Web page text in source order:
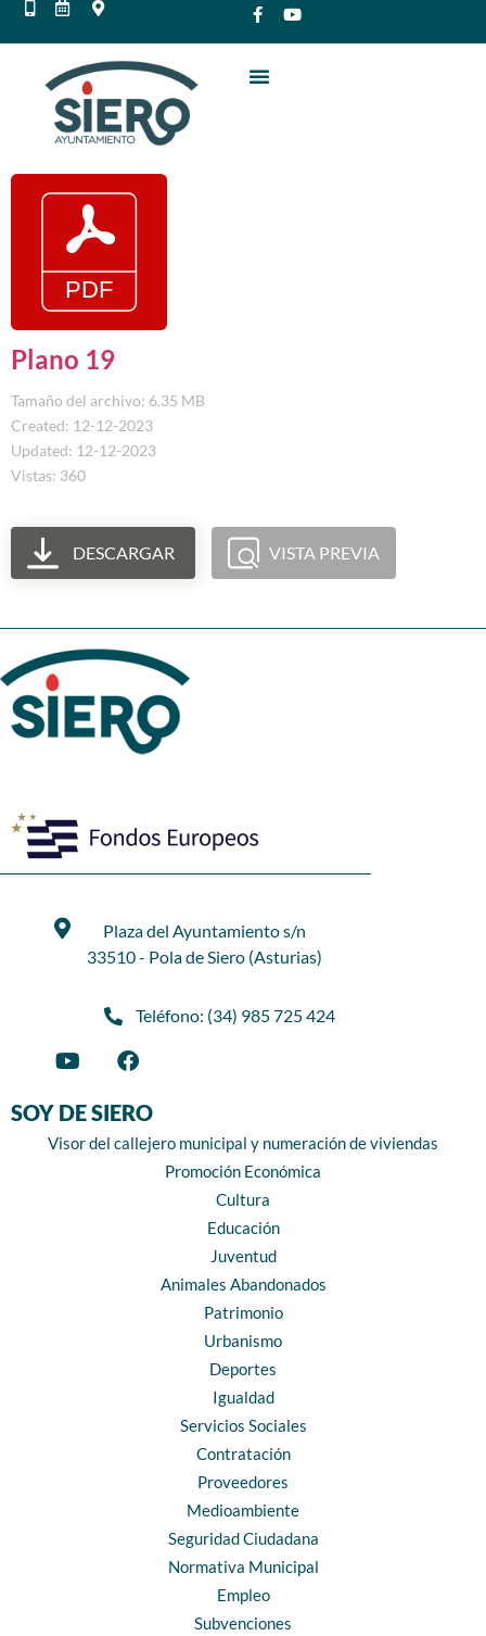
Plano 19
Tamaño del archivo: 6.35 MB
Created: 12-12-2023
Updated: 12-12-2023
Vistas: 360
DESCARGAR VISTA PREVIA
Plaza del Ayuntamiento s/n
33510 - Pola de Siero (Asturias)
Teléfono: (34) 985 725 424
SOY DE SIERO
Visor del callejero municipal y numeración de viviendas
Promoción Económica
Cultura
Educación
Juventud
Animales Abandonados
Patrimonio
Urbanismo
Deportes
Igualdad
Servicios Sociales
Contratación
Proveedores
Medioambiente
Seguridad Ciudadana
Normativa Municipal
Empleo
Subvenciones